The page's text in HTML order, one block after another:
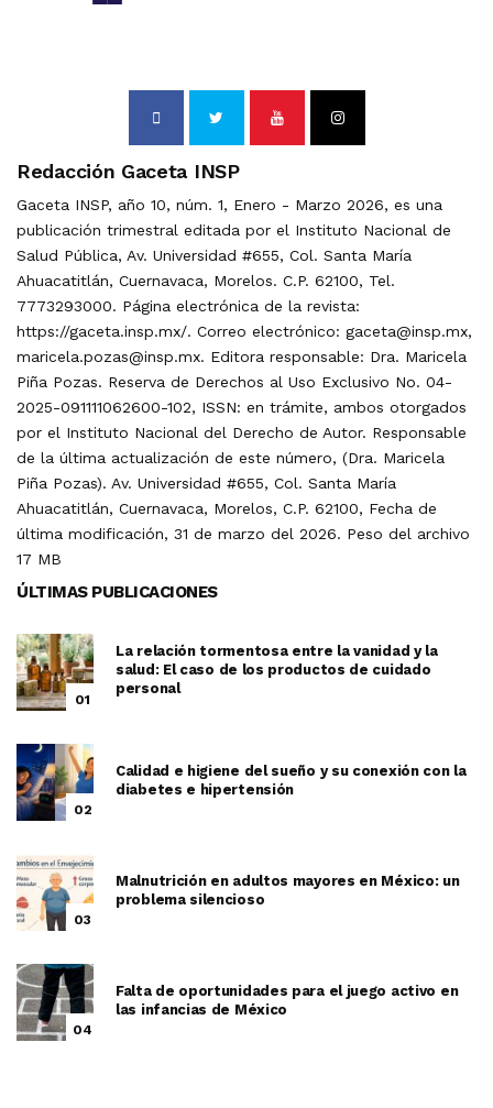
Redacción Gaceta INSP
Gaceta INSP, año 10, núm. 1, Enero - Marzo 2026, es una
publicación trimestral editada por el Instituto Nacional de
Salud Pública, Av. Universidad #655, Col. Santa María
Ahuacatitlán, Cuernavaca, Morelos. C.P. 62100, Tel.
7773293000. Página electrónica de la revista:
https://gaceta.insp.mx/. Correo electrónico: gaceta@insp.mx,
maricela.pozas@insp.mx. Editora responsable: Dra. Maricela
Piña Pozas. Reserva de Derechos al Uso Exclusivo No. 04-
2025-091111062600-102, ISSN: en trámite, ambos otorgados
por el Instituto Nacional del Derecho de Autor. Responsable
de la última actualización de este número, (Dra. Maricela
Piña Pozas). Av. Universidad #655, Col. Santa María
Ahuacatitlán, Cuernavaca, Morelos, C.P. 62100, Fecha de
última modificación, 31 de marzo del 2026. Peso del archivo
17 MB
ÚLTIMAS PUBLICACIONES
01
La relación tormentosa entre la vanidad y la
salud: El caso de los productos de cuidado
personal
02
Calidad e higiene del sueño y su conexión con la
diabetes e hipertensión
03
Malnutrición en adultos mayores en México: un
problema silencioso
04
Falta de oportunidades para el juego activo en
las infancias de México